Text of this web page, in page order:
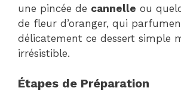
une pincée de cannelle ou
de fleur d’oranger, qui
délicatement ce dessert simple
irrésistible.
Étapes de Préparation